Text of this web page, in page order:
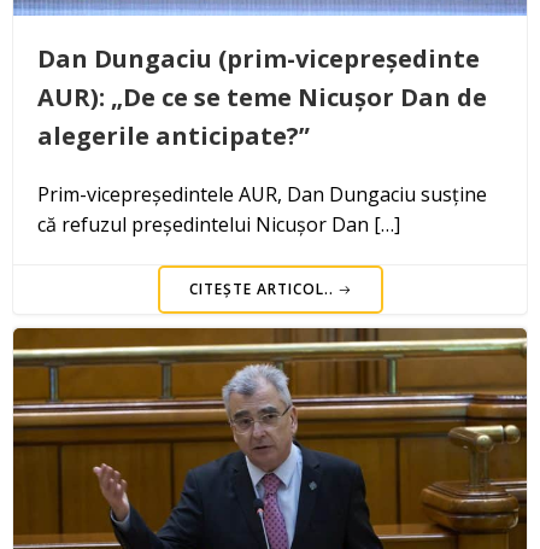
Dan Dungaciu (prim-vicepreședinte
AUR): „De ce se teme Nicușor Dan de
alegerile anticipate?”
Prim-vicepreședintele AUR, Dan Dungaciu susține
că refuzul președintelui Nicușor Dan […]
CITEȘTE ARTICOL..